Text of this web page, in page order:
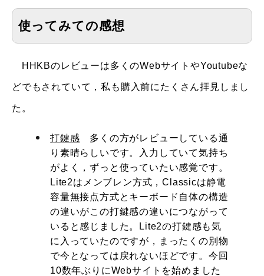
使ってみての感想
HHKBのレビューは多くのWebサイトやYoutubeな
どでもされていて，私も購入前にたくさん拝見しまし
た。
打鍵感 多くの方がレビューしている通
り素晴らしいです。入力していて気持ち
がよく，ずっと使っていたい感覚です。
Lite2はメンブレン方式，Classicは静電
容量無接点方式とキーボード自体の構造
の違いがこの打鍵感の違いにつながって
いると感じました。Lite2の打鍵感も気
に入っていたのですが，まったくの別物
で今となっては戻れないほどです。今回
10数年ぶりにWebサイトを始めました